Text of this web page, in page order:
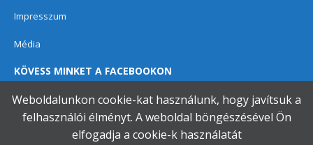
Impresszum
Média
KÖVESS MINKET A FACEBOOKON
Weboldalunkon cookie-kat használunk, hogy javítsuk a
felhasználói élményt. A weboldal böngészésével Ön
elfogadja a cookie-k használatát